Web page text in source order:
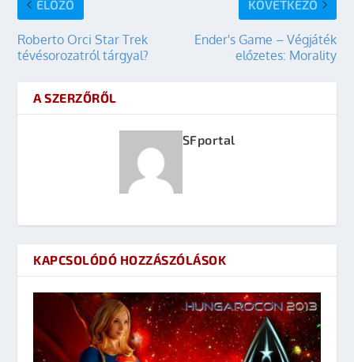
ELŐZŐ
Roberto Orci Star Trek
tévésorozatról tárgyal?
KÖVETKEZŐ
Ender's Game – Végjáték
előzetes: Morality
A SZERZŐRŐL
SFportal
KAPCSOLÓDÓ HOZZÁSZÓLÁSOK